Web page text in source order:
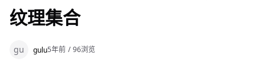
纹理集合
gu gulu5年前 / 96浏览